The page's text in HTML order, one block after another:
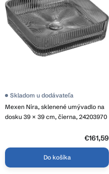
Mexen Nira, sklenené umývadlo na
dosku 39 × 39 cm, čierna, 24203970
Skladom u dodávateľa
€161,59
Do košíka